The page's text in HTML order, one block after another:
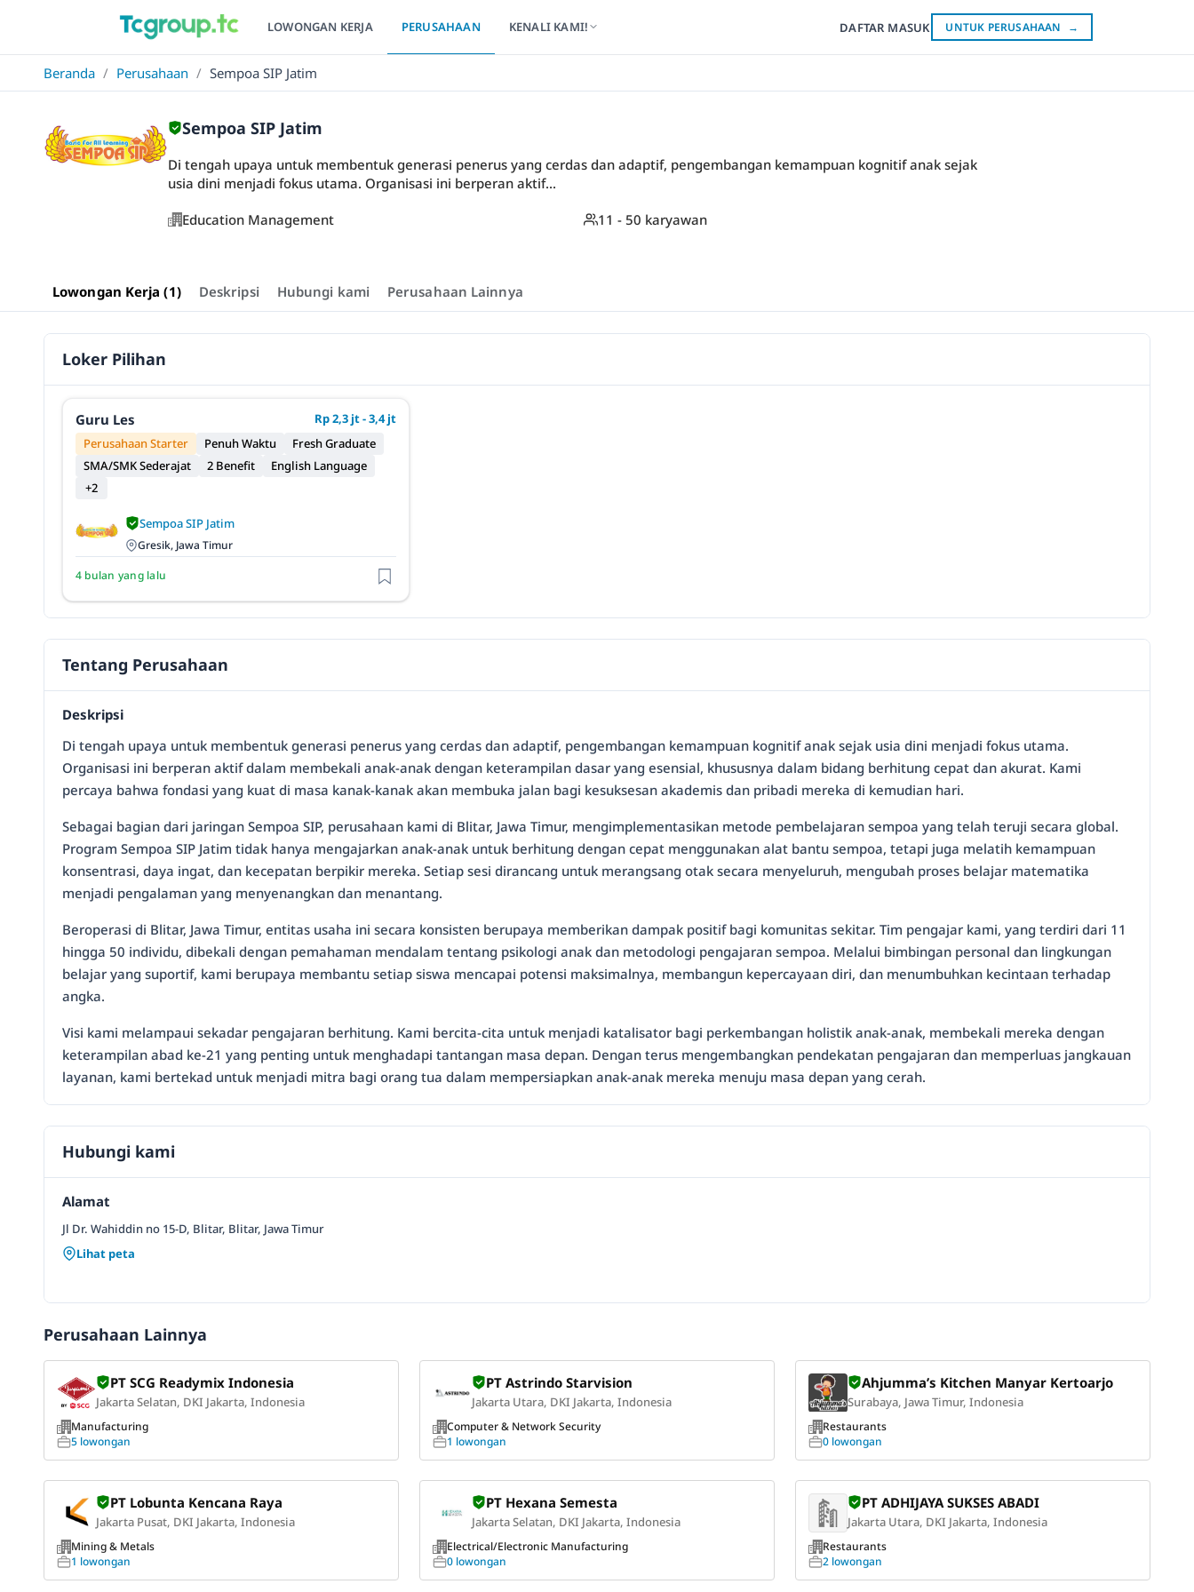
LOWONGAN KERJA PERUSAHAAN KENALI KAMI! DAFTAR MASUK UNTUK PERUSAHAAN →
Beranda / Perusahaan / Sempoa SIP Jatim
Sempoa SIP Jatim
Di tengah upaya untuk membentuk generasi penerus yang cerdas dan adaptif, pengembangan kemampuan kognitif anak sejak
usia dini menjadi fokus utama. Organisasi ini berperan aktif...
Education Management 11 - 50 karyawan
Lowongan Kerja (1) Deskripsi Hubungi kami Perusahaan Lainnya
Loker Pilihan
Guru Les
Rp 2,3 jt - 3,4 jt
Perusahaan Starter
Penuh Waktu
Fresh Graduate
SMA/SMK Sederajat
2 Benefit
English Language
+2
Sempoa SIP Jatim
Gresik, Jawa Timur
4 bulan yang lalu
Tentang Perusahaan
Deskripsi
Di tengah upaya untuk membentuk generasi penerus yang cerdas dan adaptif, pengembangan kemampuan kognitif anak sejak usia dini menjadi fokus utama.
Organisasi ini berperan aktif dalam membekali anak-anak dengan keterampilan dasar yang esensial, khususnya dalam bidang berhitung cepat dan akurat. Kami
percaya bahwa fondasi yang kuat di masa kanak-kanak akan membuka jalan bagi kesuksesan akademis dan pribadi mereka di kemudian hari.
Sebagai bagian dari jaringan Sempoa SIP, perusahaan kami di Blitar, Jawa Timur, mengimplementasikan metode pembelajaran sempoa yang telah teruji secara global.
Program Sempoa SIP Jatim tidak hanya mengajarkan anak-anak untuk berhitung dengan cepat menggunakan alat bantu sempoa, tetapi juga melatih kemampuan
konsentrasi, daya ingat, dan kecepatan berpikir mereka. Setiap sesi dirancang untuk merangsang otak secara menyeluruh, mengubah proses belajar matematika
menjadi pengalaman yang menyenangkan dan menantang.
Beroperasi di Blitar, Jawa Timur, entitas usaha ini secara konsisten berupaya memberikan dampak positif bagi komunitas sekitar. Tim pengajar kami, yang terdiri dari 11
hingga 50 individu, dibekali dengan pemahaman mendalam tentang psikologi anak dan metodologi pengajaran sempoa. Melalui bimbingan personal dan lingkungan
belajar yang suportif, kami berupaya membantu setiap siswa mencapai potensi maksimalnya, membangun kepercayaan diri, dan menumbuhkan kecintaan terhadap
angka.
Visi kami melampaui sekadar pengajaran berhitung. Kami bercita-cita untuk menjadi katalisator bagi perkembangan holistik anak-anak, membekali mereka dengan
keterampilan abad ke-21 yang penting untuk menghadapi tantangan masa depan. Dengan terus mengembangkan pendekatan pengajaran dan memperluas jangkauan
layanan, kami bertekad untuk menjadi mitra bagi orang tua dalam mempersiapkan anak-anak mereka menuju masa depan yang cerah.
Hubungi kami
Alamat
Jl Dr. Wahiddin no 15-D, Blitar, Blitar, Jawa Timur
Lihat peta
Perusahaan Lainnya
PT SCG Readymix Indonesia
Jakarta Selatan, DKI Jakarta, Indonesia
Manufacturing
5 lowongan
PT Astrindo Starvision
Jakarta Utara, DKI Jakarta, Indonesia
Computer & Network Security
1 lowongan
Ahjumma’s Kitchen Manyar Kertoarjo
Surabaya, Jawa Timur, Indonesia
Restaurants
0 lowongan
PT Lobunta Kencana Raya
Jakarta Pusat, DKI Jakarta, Indonesia
Mining & Metals
1 lowongan
PT Hexana Semesta
Jakarta Selatan, DKI Jakarta, Indonesia
Electrical/Electronic Manufacturing
0 lowongan
PT ADHIJAYA SUKSES ABADI
Jakarta Utara, DKI Jakarta, Indonesia
Restaurants
2 lowongan